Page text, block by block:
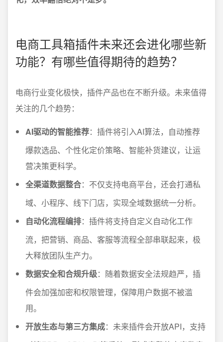
电商工具箱插件未来还会进化哪些新
功能？有哪些值得期待的趋势？
电商行业变化极快，插件产品也在不断升级。未来值得
关注的几个趋势：
AI驱动的智能推荐：插件将引入AI算法，自动推荐
爆款选品、个性化定价策略、智能补货建议，让运
营决策更科学。
全渠道数据整合：不仅支持电商平台，还会打通私
域、小程序、线下门店，实现全域数据统一分析。
自动化流程编排：插件将支持自定义自动化工作
流，把营销、商品、客服等流程全部串联起来，极
大释放团队生产力。
数据安全和合规升级：随着数据安全法规趋严，插
件会加强加密和权限管理，保障用户数据不被滥
用。
开放生态与第三方集成：未来插件会开放API，支持